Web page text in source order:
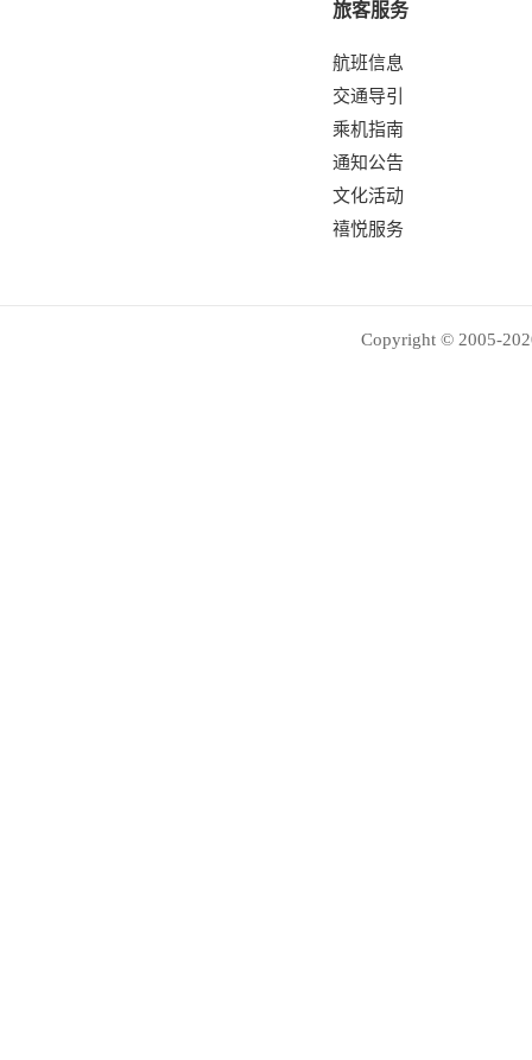
旅客服务
航班信息
交通导引
乘机指南
通知公告
文化活动
禧悦服务
Copyright © 2005-